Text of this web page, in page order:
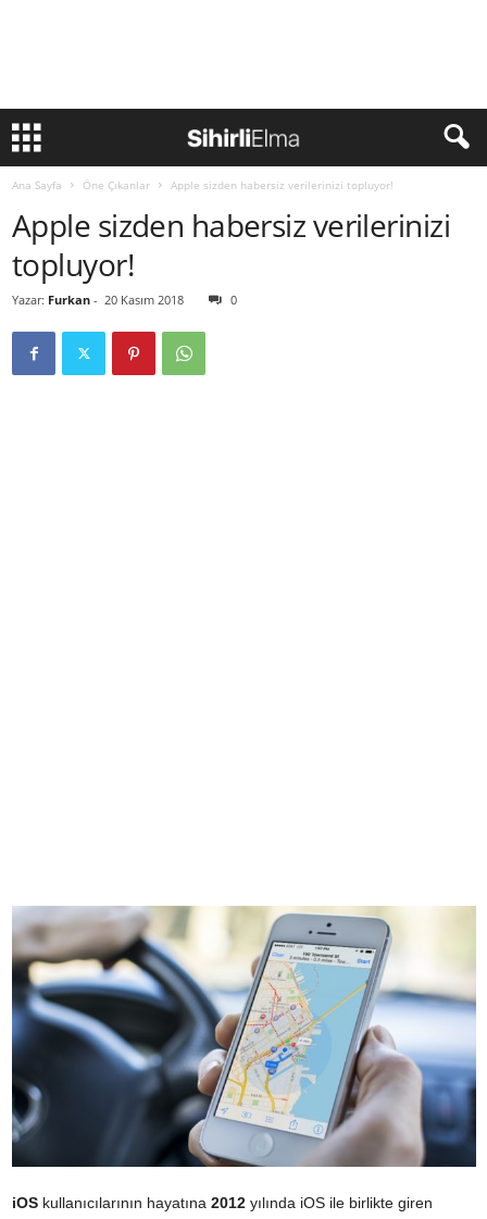
Ana Sayfa Öne Çıkanlar Apple sizden habersiz verilerinizi topluyor!
Apple sizden habersiz verilerinizi
topluyor!
Yazar: Furkan - 20 Kasım 2018 0
iOS kullanıcılarının hayatına 2012 yılında iOS ile birlikte giren